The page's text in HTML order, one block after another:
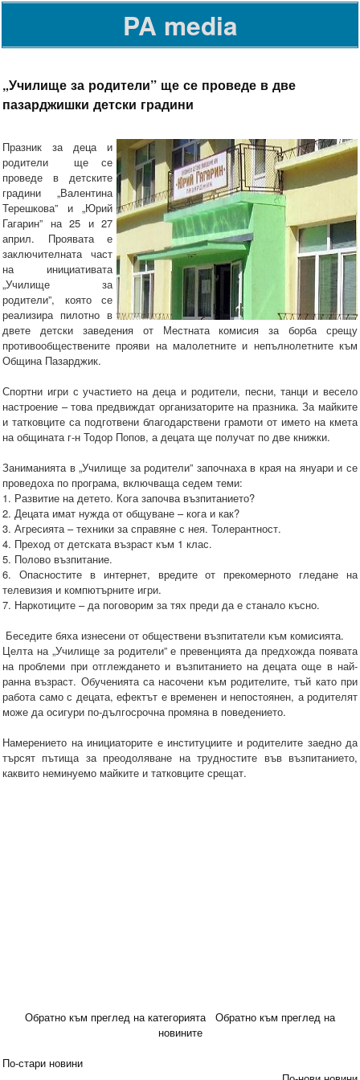
PA media
„Училище за родители” ще се проведе в две
пазарджишки детски градини
Празник за деца и
родители ще се
проведе в детските
градини „Валентина
Терешкова” и „Юрий
Гагарин” на 25 и 27
април. Проявата е
заключителната част
на инициативата
„Училище за
родители”, която се
реализира пилотно в
двете детски заведения от Местната комисия за борба срещу
противообществените прояви на малолетните и непълнолетните към
Община Пазарджик.
Спортни игри с участието на деца и родители, песни, танци и весело
настроение – това предвиждат организаторите на празника. За майките
и татковците са подготвени благодарствени грамоти от името на кмета
на общината г-н Тодор Попов, а децата ще получат по две книжки.
Заниманията в „Училище за родители” започнаха в края на януари и се
проведоха по програма, включваща седем теми:
1. Развитие на детето. Кога започва възпитанието?
2. Децата имат нужда от общуване – кога и как?
3. Агресията – техники за справяне с нея. Толерантност.
4. Преход от детската възраст към 1 клас.
5. Полово възпитание.
6. Опасностите в интернет, вредите от прекомерното гледане на
телевизия и компютърните игри.
7. Наркотиците – да поговорим за тях преди да е станало късно.
Беседите бяха изнесени от обществени възпитатели към комисията.
Целта на „Училище за родители” е превенцията да предхожда появата
на проблеми при отглеждането и възпитанието на децата още в най-
ранна възраст. Обученията са насочени към родителите, тъй като при
работа само с децата, ефектът е временен и непостоянен, а родителят
може да осигури по-дългосрочна промяна в поведението.
Намерението на инициаторите е институциите и родителите заедно да
търсят пътища за преодоляване на трудностите във възпитанието,
каквито неминуемо майките и татковците срещат.
Обратно към преглед на категорията
Обратно към преглед на
новините
По-стари новини